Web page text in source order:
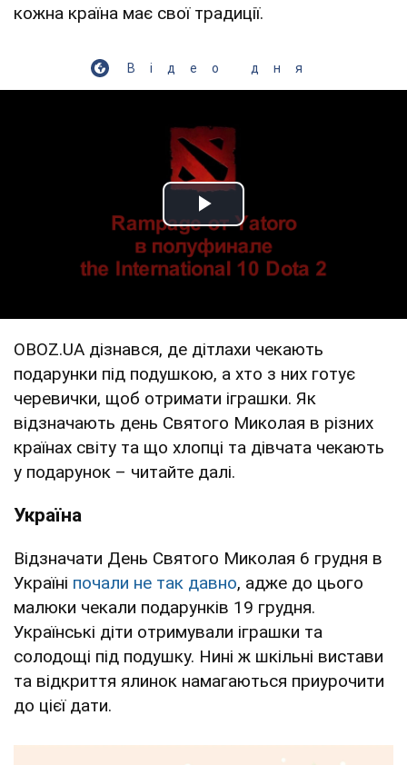
кожна країна має свої традиції.
Відео дня
Play Video
OBOZ.UA дізнався, де дітлахи чекають
подарунки під подушкою, а хто з них готує
черевички, щоб отримати іграшки. Як
відзначають день Святого Миколая в різних
країнах світу та що хлопці та дівчата чекають
у подарунок – читайте далі.
Україна
Відзначати День Святого Миколая 6 грудня в
Україні почали не так давно, адже до цього
малюки чекали подарунків 19 грудня.
Українські діти отримували іграшки та
солодощі під подушку. Нині ж шкільні вистави
та відкриття ялинок намагаються приурочити
до цієї дати.